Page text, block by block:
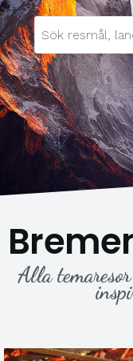
Alla